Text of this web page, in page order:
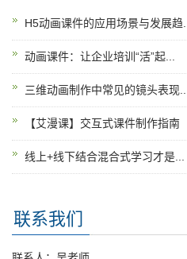
H5动画课件的应用场景与发展趋...
动画课件：让企业培训“活”起...
三维动画制作中常见的镜头表现...
【艾漫课】交互式课件制作指南
线上+线下结合混合式学习才是...
联系我们